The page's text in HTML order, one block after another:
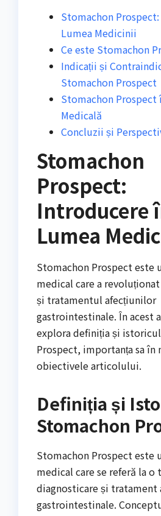
Stomachon
Lumea Medicinii
Ce este Stomachon
Indicații și
Stomachon Prospect
Stomachon Prospect
Medicală
Concluzii și
Stomachon
Prospect:
Introducere
Lumea
Stomachon Prospect este
medical care a
și tratamentul afecțiunilor
gastrointestinale. În acest
explora definiția și
Prospect, importanța sa în
obiectivele articolului.
Definiția și
Stomachon
Stomachon Prospect este
medical care se referă la o
diagnosticare și tratament
gastrointestinale.